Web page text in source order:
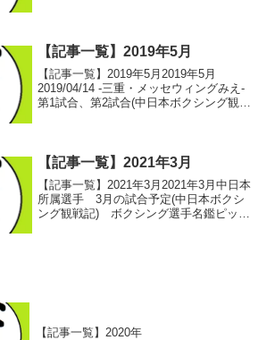
【記事一覧】2019年5月
【記事一覧】2019年5月2019年5月
2019/04/14 -三重・メッセウィングみえ-
第1試合、第2試合(中日本ボクシング観戦
【記事一覧】2021年3月
【記事一覧】2021年3月2021年3月中日本
所属選手 3月の試合予定(中日本ボクシ
ング観戦記) ボクシング選手名鑑ピック
【記事一覧】2020年